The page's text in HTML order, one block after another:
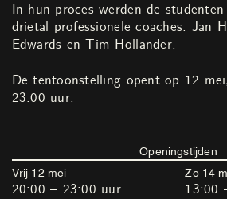
In hun proces werden de
drietal professionele coaches: Jan
Edwards en Tim Hollander.
De tentoonstelling opent op 12
23:00 uur.
Openingstijden
Vrij 12 mei
20:00 – 23:00 uur
Zo 14
13:00